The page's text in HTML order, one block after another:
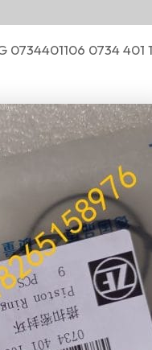
0734401106 0734 401